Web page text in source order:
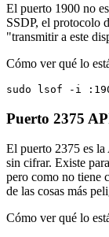
El puerto 1900 no
SSDP, el protocolo
"transmitir a este
Cómo ver qué lo
sudo lsof -i
Puerto 2375
El puerto 2375 es
sin cifrar. Existe
pero como no tiene
de las cosas más
Cómo ver qué lo